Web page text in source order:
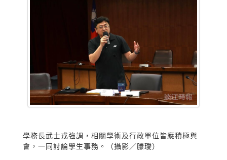
學務長武士戎強調，相關學術及行政單位皆應積極與
會，一同討論學生事務。（攝影／滕璦）